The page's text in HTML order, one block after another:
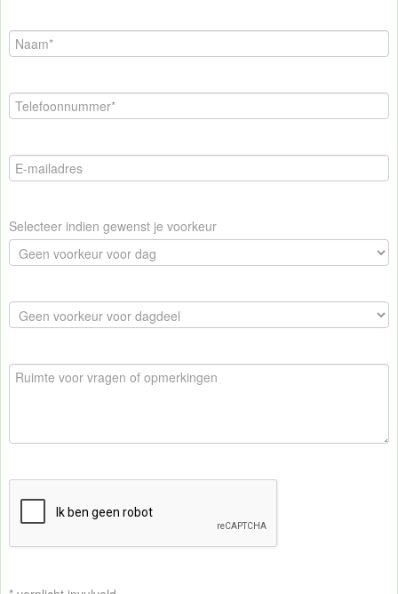
Selecteer indien gewenst je voorkeur